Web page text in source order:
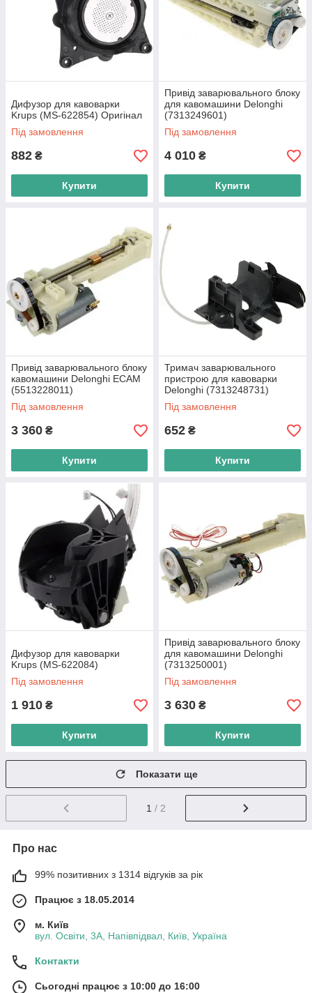
Дифузор для кавоварки
Krups (MS-622854) Оригінал
Під замовлення
882 ₴
Купити
Привід заварювального блоку
для кавомашини Delonghi
(7313249601)
Під замовлення
4 010 ₴
Купити
Привід заварювального блоку
кавомашини Delonghi ECAM
(5513228011)
Під замовлення
3 360 ₴
Купити
Тримач заварювального
пристрою для кавоварки
Delonghi (7313248731)
Оригінал
Під замовлення
652 ₴
Купити
Дифузор для кавоварки
Krups (MS-622084)
Під замовлення
1 910 ₴
Купити
Привід заварювального блоку
для кавомашини Delonghi
(7313250001)
Під замовлення
3 630 ₴
Купити
Показати ще
1 / 2
Про нас
99% позитивних з 1314 відгуків за рік
Працює з 18.05.2014
м. Київ
вул. Освіти, 3А, Напівпідвал, Київ, Україна
Контакти
Сьогодні працює з 10:00 до 16:00